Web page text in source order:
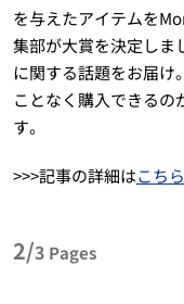
を与えたアイテムを
集部が大賞を決定しま
に関する話題をお届け
ことなく購入できるの
す。
>>>記事の詳細はこちら
2/3 Pages